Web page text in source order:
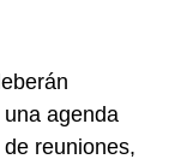
agenda
reuniones,